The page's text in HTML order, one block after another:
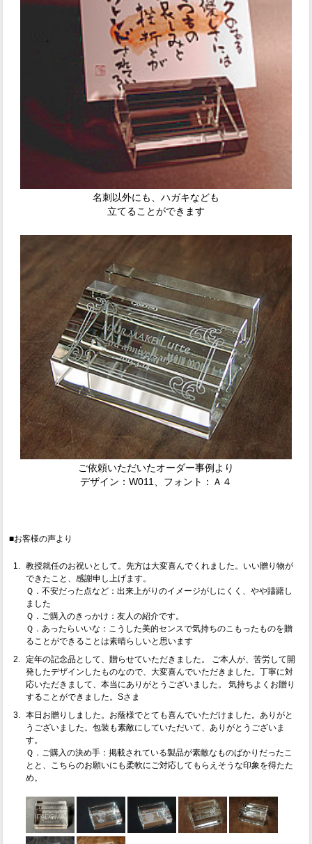
名刺以外にも、ハガキなども
立てることができます
ご依頼いただいたオーダー事例より
デザイン：W011、フォント：Ａ４
■お客様の声より
教授就任のお祝いとして。先方は大変喜んでくれました。いい贈り物が
できたこと、感謝申し上げます。
Ｑ．不安だった点など：出来上がりのイメージがしにくく、やや躊躇し
ました
Ｑ．ご購入のきっかけ：友人の紹介です。
Ｑ．あったらいいな：こうした美的センスで気持ちのこもったものを贈
ることができることは素晴らしいと思います
定年の記念品として、贈らせていただきました。 ご本人が、苦労して開
発したデザインしたものなので、大変喜んでいただきました。丁寧に対
応いただきまして、本当にありがとうございました。 気持ちよくお贈り
することができました。Sさま
本日お贈りしました。お蔭様でとても喜んでいただけました。ありがと
うございました。包装も素敵にしていただいて、ありがとうございま
す。
Ｑ．ご購入の決め手：掲載されている製品が素敵なものばかりだったこ
とと、こちらのお願いにも柔軟にご対応してもらえそうな印象を得たた
め。